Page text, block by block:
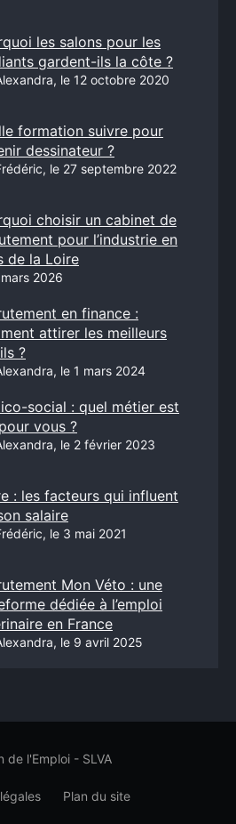
les salons pour les
gardent-ils la côte ?
le 12 octobre 2020
formation suivre pour
dessinateur ?
le 27 septembre 2022
choisir un cabinet de
pour l’industrie en
de la Loire
2026
en finance :
attirer les meilleurs
?
le 1 mars 2024
social : quel métier est
vous ?
le 2 février 2023
: les facteurs qui influent
salaire
le 3 mai 2021
Mon Véto : une
dédiée à l’emploi
en France
le 9 avril 2025
de l'Emploi - SLVA
Plan du site